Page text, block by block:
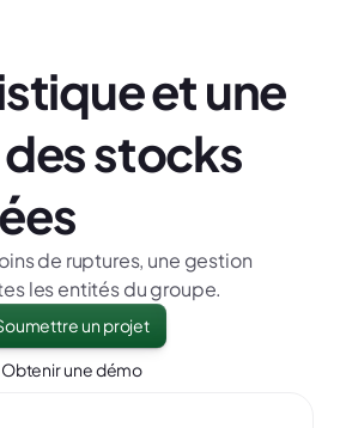
et une
stocks
de ruptures, une gestion
les entités du groupe.
un projet
Obtenir une démo